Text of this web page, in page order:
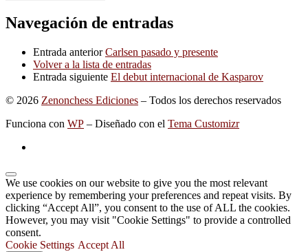
Navegación de entradas
Entrada anterior Carlsen pasado y presente
Volver a la lista de entradas
Entrada siguiente El debut internacional de Kasparov
© 2026 Zenonchess Ediciones – Todos los derechos reservados
Funciona con WP – Diseñado con el Tema Customizr
We use cookies on our website to give you the most relevant
experience by remembering your preferences and repeat visits. By
clicking “Accept All”, you consent to the use of ALL the cookies.
However, you may visit "Cookie Settings" to provide a controlled
consent.
Cookie Settings Accept All